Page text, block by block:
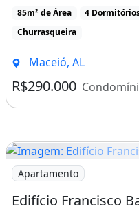
RÉDIO :
* 10 Pavimentos
andar)
* Fachada revestida
* Elevador para
P
ILOTIS:
85m² de Área 4
Churrasqueira
Maceió, AL
R$290.000
Imagem: Edifício
Apartamento
Edifício Francisco